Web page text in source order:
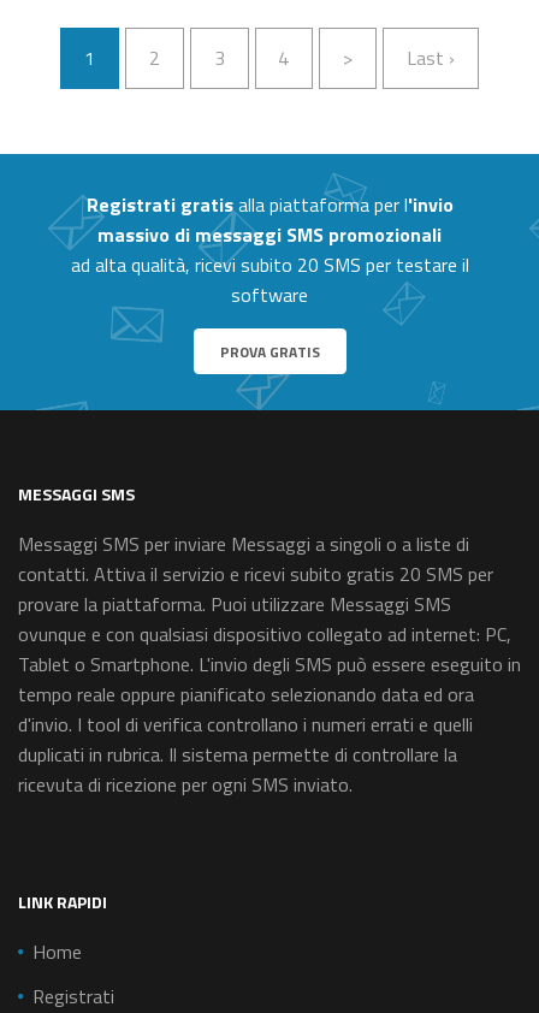
1 2 3 4 > Last ›
Registrati gratisalla piattaforma per l'invio
massivo di messaggi SMS promozionali
ad alta qualità, ricevi subito 20 SMS per testare il
software
PROVA GRATIS
MESSAGGI SMS
Messaggi SMS per inviare Messaggi a singoli o a liste di
contatti. Attiva il servizio e ricevi subito gratis 20 SMS per
provare la piattaforma. Puoi utilizzare Messaggi SMS
ovunque e con qualsiasi dispositivo collegato ad internet: PC,
Tablet o Smartphone. L'invio degli SMS può essere eseguito in
tempo reale oppure pianificato selezionando data ed ora
d'invio. I tool di verifica controllano i numeri errati e quelli
duplicati in rubrica. Il sistema permette di controllare la
ricevuta di ricezione per ogni SMS inviato.
LINK RAPIDI
Home
Registrati